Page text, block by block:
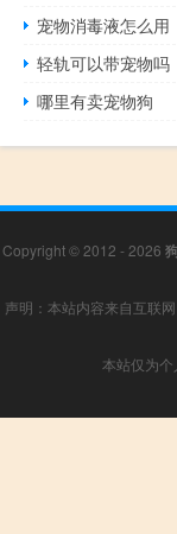
宠物消毒液怎么用
轻轨可以带宠物吗
哪里有卖宠物狗
Copyright © 2012 - 2026
声明：本站内容来自互联
本站仅为